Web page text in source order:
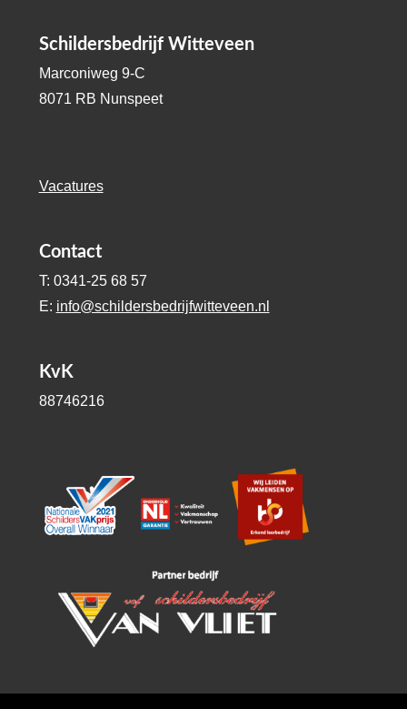
Schildersbedrijf Witteveen
Marconiweg 9-C
8071 RB Nunspeet
Vacatures
Contact
T: 0341-25 68 57
E: info@schildersbedrijfwitteveen.nl
KvK
88746216